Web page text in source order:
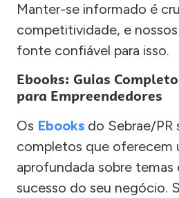
Manter-se informado é
competitividade, e
fonte confiável para isso.
Ebooks: Guias
para Empreendedores
Os Ebooks do Sebrae/PR
completos que oferecem
aprofundada sobre temas
sucesso do seu negócio.